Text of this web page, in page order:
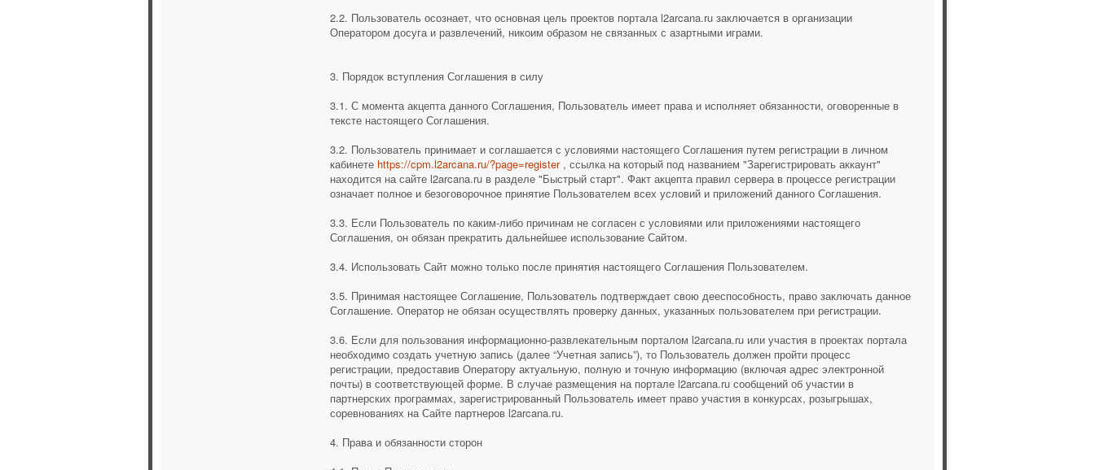
2.2. Пользователь осознает, что основная цель проектов портала l2arcana.ru заключается в организации
Оператором досуга и развлечений, никоим образом не связанных с азартными играми.
3. Порядок вступления Соглашения в силу
3.1. С момента акцепта данного Соглашения, Пользователь имеет права и исполняет обязанности, оговоренные в
тексте настоящего Соглашения.
3.2. Пользователь принимает и соглашается с условиями настоящего Соглашения путем регистрации в личном
кабинете https://cpm.l2arcana.ru/?page=register, ссылка на который под названием "Зарегистрировать аккаунт"
находится на сайте l2arcana.ru в разделе "Быстрый старт". Факт акцепта правил сервера в процессе регистрации
означает полное и безоговорочное принятие Пользователем всех условий и приложений данного Соглашения.
3.3. Если Пользователь по каким-либо причинам не согласен с условиями или приложениями настоящего
Соглашения, он обязан прекратить дальнейшее использование Сайтом.
3.4. Использовать Сайт можно только после принятия настоящего Соглашения Пользователем.
3.5. Принимая настоящее Соглашение, Пользователь подтверждает свою дееспособность, право заключать данное
Соглашение. Оператор не обязан осуществлять проверку данных, указанных пользователем при регистрации.
3.6. Если для пользования информационно-развлекательным порталом l2arcana.ru или участия в проектах портала
необходимо создать учетную запись (далее “Учетная запись”), то Пользователь должен пройти процесс
регистрации, предоставив Оператору актуальную, полную и точную информацию (включая адрес электронной
почты) в соответствующей форме. В случае размещения на портале l2arcana.ru сообщений об участии в
партнерских программах, зарегистрированный Пользователь имеет право участия в конкурсах, розыгрышах,
соревнованиях на Сайте партнеров l2arcana.ru.
4. Права и обязанности сторон